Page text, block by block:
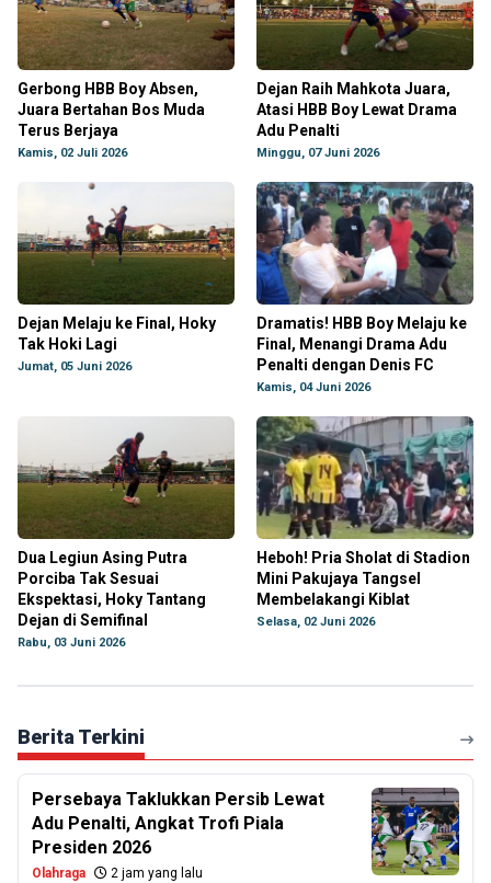
Gerbong HBB Boy Absen,
Juara Bertahan Bos Muda
Terus Berjaya
Kamis, 02 Juli 2026
Dejan Raih Mahkota Juara,
Atasi HBB Boy Lewat Drama
Adu Penalti
Minggu, 07 Juni 2026
Dejan Melaju ke Final, Hoky
Tak Hoki Lagi
Jumat, 05 Juni 2026
Dramatis! HBB Boy Melaju ke
Final, Menangi Drama Adu
Penalti dengan Denis FC
Kamis, 04 Juni 2026
Dua Legiun Asing Putra
Porciba Tak Sesuai
Ekspektasi, Hoky Tantang
Dejan di Semifinal
Rabu, 03 Juni 2026
Heboh! Pria Sholat di Stadion
Mini Pakujaya Tangsel
Membelakangi Kiblat
Selasa, 02 Juni 2026
Berita Terkini
Persebaya Taklukkan Persib Lewat
Adu Penalti, Angkat Trofi Piala
Presiden 2026
Olahraga 2 jam yang lalu